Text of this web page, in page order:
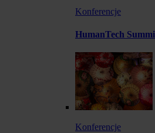
Konferencje
HumanTech
Konferencje